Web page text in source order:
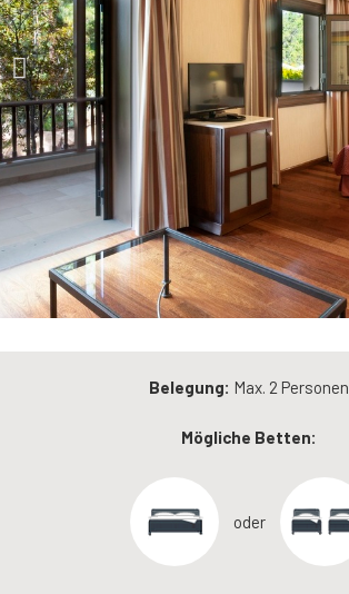
Belegung: Max. 2 Personen
Mögliche Betten:
oder